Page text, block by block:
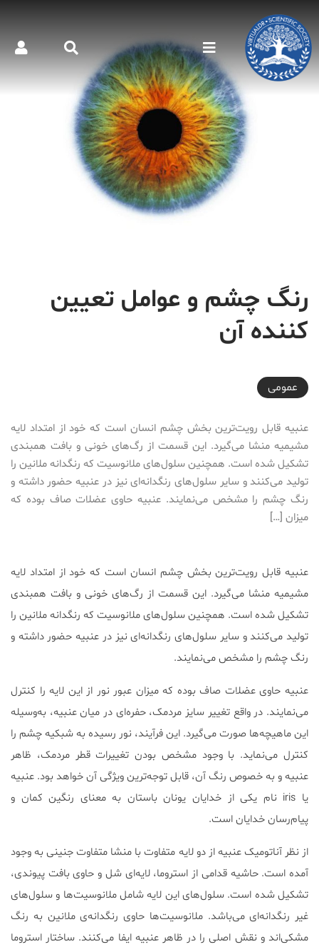
رنگ چشم و عوامل تعیین
کننده آن
2016-09-15T23:26:31+04:30
عمومی
عنبیه قابل رویت‌ترین بخش چشم انسان است که خود از امتداد لایه
مشیمیه منشا می‌گیرد. این قسمت از رگ‌های خونی و بافت همبندی
تشکیل شده است. همچنین سلول‌های ملانوسیت که رنگدانه ملانین را
تولید می‌کنند و سایر سلول‌های رنگدانه‌ای نیز در عنبیه حضور داشته و
رنگ چشم را مشخص می‌نمایند. عنبیه حاوی عضلات صاف بوده که
میزان […]
عنبیه قابل رویت‌ترین بخش چشم انسان است که خود از امتداد لایه
مشیمیه منشا می‌گیرد. این قسمت از رگ‌های خونی و بافت همبندی
تشکیل شده است. همچنین سلول‌های ملانوسیت که رنگدانه ملانین را
تولید می‌کنند و سایر سلول‌های رنگدانه‌ای نیز در عنبیه حضور داشته و
رنگ چشم را مشخص می‌نمایند.
عنبیه حاوی عضلات صاف بوده که میزان عبور نور از این لایه را کنترل
می‌نمایند. در واقع تغییر سایز مردمک، حفره‌ای در میان عنبیه، به‌وسیله
این ماهیچه‌ها صورت می‌گیرد. این فرآیند، نور رسیده به شبکیه چشم را
کنترل می‌نماید. با وجود مشخص بودن تغییرات قطر مردمک، ظاهر
عنبیه و به خصوص رنگ آن، قابل توجه‌ترین ویژگی آن خواهد بود. عنبیه
یا iris نام یکی از خدایان یونان باستان به معنای رنگین کمان و
پیام‌رسان خدایان است.
از نظر آناتومیک عنبیه از دو لایه متفاوت با منشا متفاوت جنینی به وجود
آمده است. حاشیه قدامی از استروما، لایه‌ای شل و حاوی بافت پیوندی،
تشکیل شده است. سلول‌های این لایه شامل ملانوسیت‌ها و سلول‌های
غیر رنگدانه‌ای می‌باشد. ملانوسیت‌ها حاوی رنگدانه‌ی ملانین به رنگ
مشکی‌اند و نقش اصلی را در ظاهر عنبیه ایفا می‌کنند. ساختار استروما